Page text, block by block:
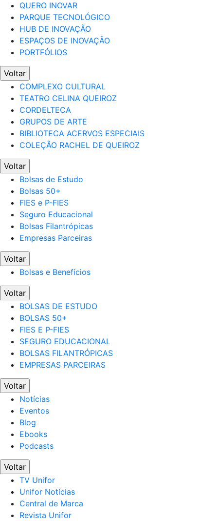
QUERO INOVAR
PARQUE TECNOLÓGICO
HUB DE INOVAÇÃO
ESPAÇOS DE INOVAÇÃO
PORTFÓLIOS
Voltar
COMPLEXO CULTURAL
TEATRO CELINA QUEIROZ
CORDELTECA
GRUPOS DE ARTE
BIBLIOTECA ACERVOS ESPECIAIS
COLEÇÃO RACHEL DE QUEIROZ
Voltar
Bolsas de Estudo
Bolsas 50+
FIES e P-FIES
Seguro Educacional
Bolsas Filantrópicas
Empresas Parceiras
Voltar
Bolsas e Benefícios
Voltar
BOLSAS DE ESTUDO
BOLSAS 50+
FIES E P-FIES
SEGURO EDUCACIONAL
BOLSAS FILANTRÓPICAS
EMPRESAS PARCEIRAS
Voltar
Notícias
Eventos
Blog
Ebooks
Podcasts
Voltar
TV Unifor
Unifor Notícias
Central de Marca
Revista Unifor